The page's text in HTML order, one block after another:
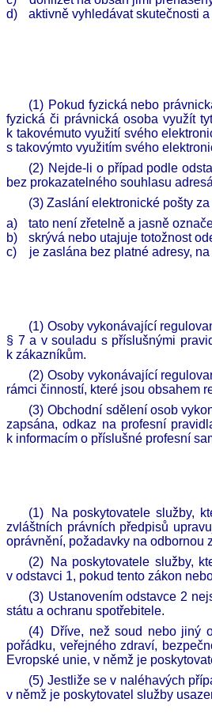
d)
aktivně vyhledávat skutečnosti
(1) Pokud fyzická nebo
fyzická či právnická osoba využít
k takovémuto využití svého
s takovýmto využitím svého
(2) Nejde-li o případ podle
bez prokazatelného souhlasu
(3) Zaslání elektronické pošty
a)
tato není zřetelně a jasně
b)
skrývá nebo utajuje totožnost
c)
je zaslána bez platné adresy,
(1) Osoby vykonávající
§ 7 a v souladu s příslušnými
k zákazníkům.
(2) Osoby vykonávající
rámci činností, které jsou obsahem
(3) Obchodní sdělení osob
zapsána, odkaz na profesní
k informacím o příslušné profesní
(1)
Na poskytovatele služby,
zvláštních právních předpisů
oprávnění, požadavky na odbornou
(2)
Na poskytovatele služby,
v odstavci 1, pokud tento zákon
(3) Ustanovením odstavce 2
státu a ochranu spotřebitele.
(4)
Dříve, než soud nebo jiný
pořádku, veřejného zdraví,
Evropské unie, v němž je
(5) Jestliže se v naléhavých
v němž je poskytovatel služby